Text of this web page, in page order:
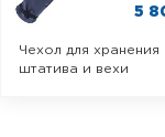
5
Чехол для хранения
штатива и вехи